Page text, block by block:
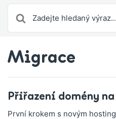
For
Migrace
Přiřazení domény
První krokem s novým